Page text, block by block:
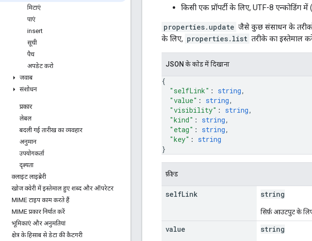
मिटाएं
पाएं
insert
सूची
पैच
अपडेट करो
जवाब
संशोधन
प्रकार
लेबल
बदली गई तारीख का व्यवहार
अनुमान
उपयोगकर्ता
दृश्यता
क्लाइंट लाइब्रेरी
खोज क्वेरी में इस्तेमाल हुए शब्द और ऑपरेटर
MIME टाइप काम करते हैं
MIME प्रकार निर्यात करें
भूमिकाएं और अनुमतियां
क्षेत्र के हिसाब से डेटा की कैटगरी
किसी एक प्रॉपर्टी के लिए, UTF-8 एन्कोडिंग में
properties.update जैसे कुछ संसाधन के
के लिए, properties.list तरीके का इस्तेमाल
JSON के काेड में दिखाना
{
"selfLink" : string,
"value" : string,
"visibility" : string,
"kind" : string,
"etag" : string,
"key" : string
}
फ़ील्ड
selfLink string
सिर्फ़ आउटपुट के लिए.
value string